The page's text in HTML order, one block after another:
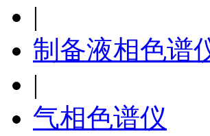
|
制备液相色谱
|
气相色谱仪